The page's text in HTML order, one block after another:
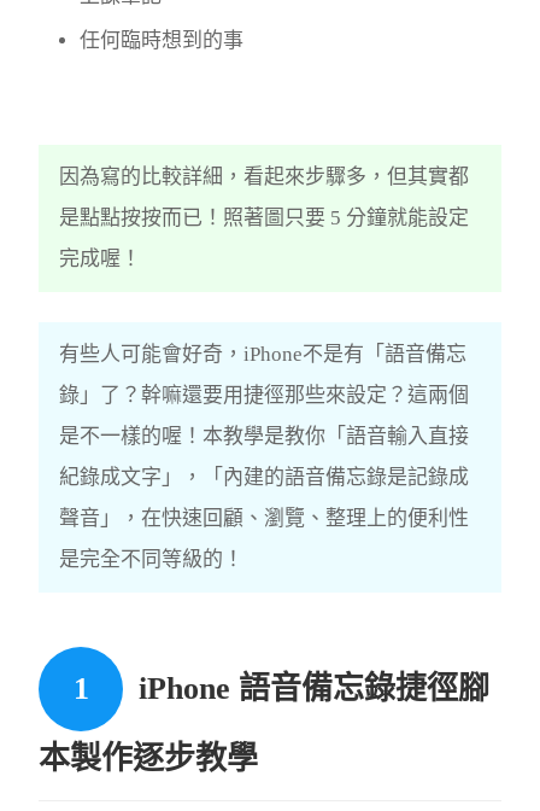
任何臨時想到的事
因為寫的比較詳細，看起來步驟多，但其實都
是點點按按而已！照著圖只要 5 分鐘就能設定
完成喔！
有些人可能會好奇，iPhone不是有「語音備忘
錄」了？幹嘛還要用捷徑那些來設定？這兩個
是不一樣的喔！本教學是教你「語音輸入直接
紀錄成文字」，「內建的語音備忘錄是記錄成
聲音」，在快速回顧、瀏覽、整理上的便利性
是完全不同等級的！
iPhone 語音備忘錄捷徑腳
本製作逐步教學